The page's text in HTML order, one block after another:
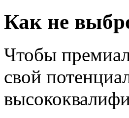
Как не
Чтобы
свой